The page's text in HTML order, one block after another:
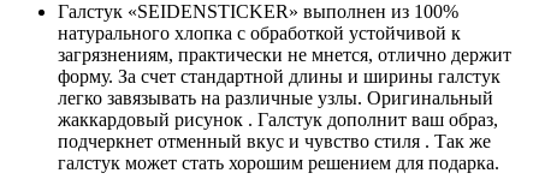
Галстук «SEIDENSTICKER» выполнен из 100%
натурального хлопка с обработкой устойчивой к
загрязнениям, практически не мнется, отлично держит
форму. За счет стандартной длины и ширины галстук
легко завязывать на различные узлы. Оригинальный
жаккардовый рисунок . Галстук дополнит ваш образ,
подчеркнет отменный вкус и чувство стиля . Так же
галстук может стать хорошим решением для подарка.